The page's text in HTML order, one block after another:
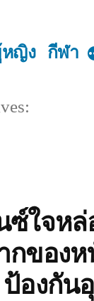
ญิง กีฬา
ซ์ใจหล่
กของ
องกัน